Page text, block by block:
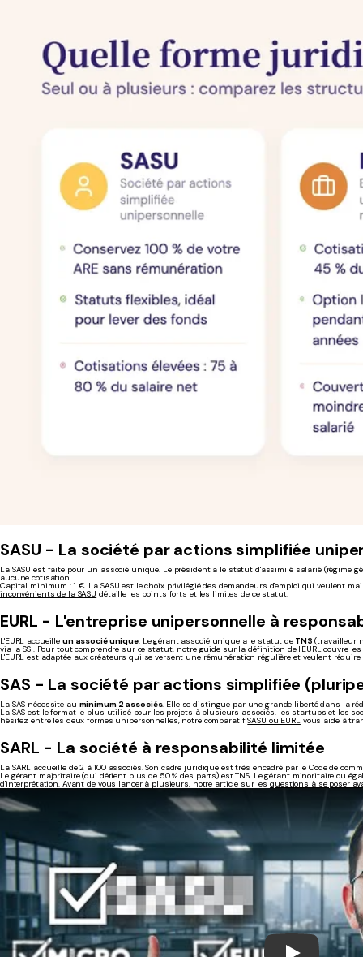
SASU - La société par actions simplifiée
La SASU est faite pour un associé unique. Le président a le statut d'assimilé salarié (régime
aucune cotisation.
Capital minimum : 1 €. La SASU est le choix privilégié des demandeurs d'emploi qui veulent
inconvénients de la SASU détaille les points forts et les limites de ce statut.
EURL - L'entreprise unipersonnelle à
L'EURL accueille un associé unique. Le gérant associé unique a le statut de TNS (travailleur
via la SSI. Pour tout comprendre sur ce statut, notre guide sur la définition de l'EURLcouvre
L'EURL est adaptée aux créateurs qui se versent une rémunération régulière et veulent
SAS - La société par actions simplifiée
La SAS nécessite au minimum 2 associés. Elle se distingue par une grande liberté dans la
La SAS est le format le plus utilisé pour les projets à plusieurs associés, les startups et les
hésitez entre les deux formes unipersonnelles, notre comparatifSASU ou EURLvous aide à
SARL - La société à responsabilité limitée
La SARL accueille de 2 à 100 associés. Son cadre juridique est très encadré par le Code de
Le gérant majoritaire (qui détient plus de 50 % des parts) est TNS. Le gérant minoritaire ou
d'interprétation. Avant de vous lancer à plusieurs, notre article sur lesquestions à se poser